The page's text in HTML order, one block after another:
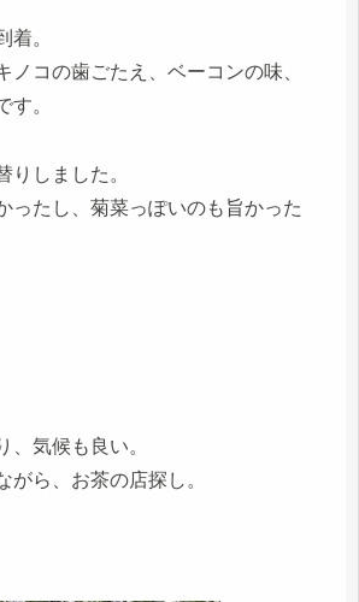
着。
ノコの歯ごたえ、ベーコンの味、
す。
りしました。
ったし、菊菜っぽいのも旨かった
、気候も良い。
がら、お茶の店探し。